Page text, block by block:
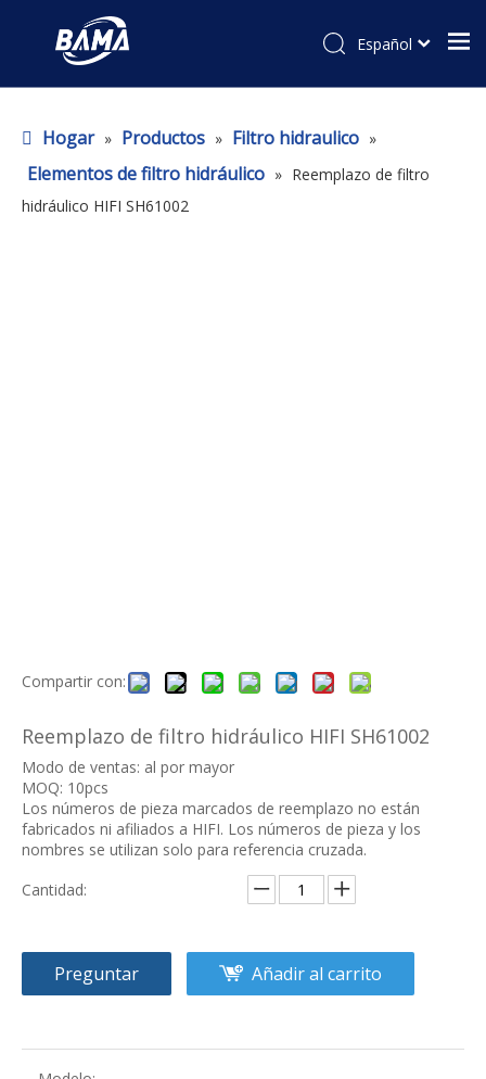
Español
Hogar » Productos » Filtro hidraulico »
Elementos de filtro hidráulico » Reemplazo de filtro
hidráulico HIFI SH61002
Compartir con:
Reemplazo de filtro hidráulico HIFI SH61002
Modo de ventas: al por mayor
MOQ: 10pcs
Los números de pieza marcados de reemplazo no están
fabricados ni afiliados a HIFI. Los números de pieza y los
nombres se utilizan solo para referencia cruzada.
Cantidad:
Preguntar Añadir al carrito